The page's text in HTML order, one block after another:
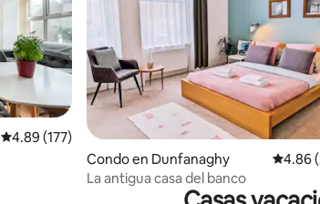
Calificación promedio: 4.89 de 5, 177 reseñas
4.89 (177)
Condo en Dunfanaghy
4.86
La antigua casa del banco